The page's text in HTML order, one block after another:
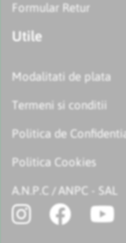
Formular Retur
Utile
Modalitati de plata
Termeni si conditii
Politica de
Politica Cookies
A.N.P.C / ANPC - SAL